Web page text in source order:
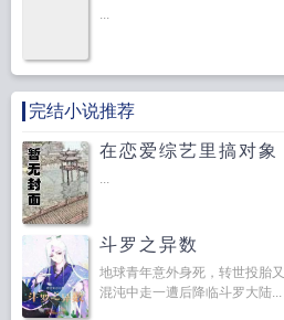
...
完结小说推荐
在恋爱综艺里搞对象
...
斗罗之异数
地球青年意外身死，转世投胎
混沌中走一遭后降临斗罗大陆...